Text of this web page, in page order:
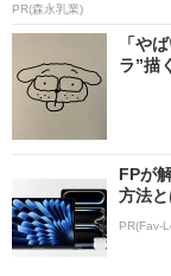
PR(森永乳業)
「や
ラ”描
FPが
方法と
PR(Fav-